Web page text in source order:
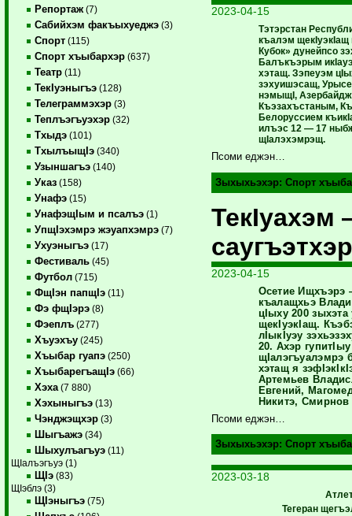
Репортаж (7)
Сабийхэм факъыхуеджэ (3)
Спорт (115)
Спорт хъыбархэр (637)
Театр (11)
ТекIуэныгъэ (128)
Телеграммэхэр (3)
Теплъэгъуэхэр (32)
Тхыдэ (101)
ТхылъыщIэ (340)
Узыншагъэ (140)
Указ (158)
Унафэ (15)
УнафэщIым и псалъэ (1)
УпщIэхэмрэ жэуапхэмрэ (7)
Ухуэныгъэ (17)
Фестиваль (45)
Футбол (715)
ФщIэн папщIэ (11)
Фэ фщIэрэ (8)
Фэеплъ (277)
Хъуэхъу (245)
Хъыбар гуапэ (250)
ХъыбарегъащIэ (66)
Хэха (7 880)
Хэхыныгъэ (13)
Чэнджэщхэр (3)
Шыгъажэ (34)
Шыхулъагъуэ (11)
ЩIалъэгъуэ (1)
ЩIэ (83)
ЩIэблэ (3)
ЩIэныгъэ (75)
2023-04-15
Тэтэрстан
къалэм щекIуэкIащ
Кубок» дунейпсо
Балъкъэрым
хэтащ. Зэпеуэм
зэхуишэсащ,
нэмыщI,
Къэзахъстаным,
Белоруссием
илъэс 12 — 17
щIалэхэмрэщ.
Псоми еджэн…
Зыхыхьэхэр: Спорт
ТекIуахэм
саугъэтхэр
2023-04-15
Осетие Ищхъэрэ
къалащхьэ
цIыху 200 зыхэта
щекIуэкIащ.
лIыкIуэу
20. Ахэр
щIалэгъуалэмрэ
хэтащ я
Артемьев
Евгений,
Никитэ,
Псоми еджэн…
Зыхыхьэхэр: Спорт
2023-03-18
Тегеран